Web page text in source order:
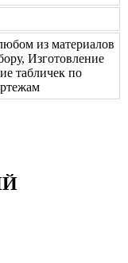
из материалов
Изготовление
табличек по